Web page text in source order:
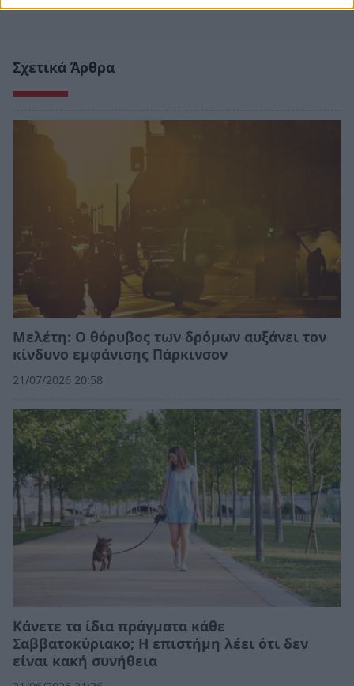
Σχετικά Άρθρα
Μελέτη: Ο θόρυβος των δρόμων αυξάνει τον
κίνδυνο εμφάνισης Πάρκινσον
21/07/2026 20:58
Κάνετε τα ίδια πράγματα κάθε
Σαββατοκύριακο; Η επιστήμη λέει ότι δεν
είναι κακή συνήθεια